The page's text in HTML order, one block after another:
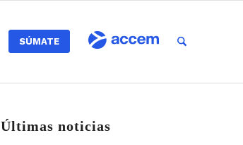
SÚMATE
Últimas noticias